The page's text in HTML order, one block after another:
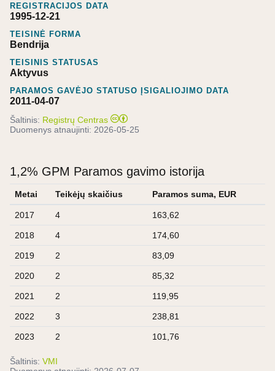
REGISTRACIJOS DATA
1995-12-21
TEISINĖ FORMA
Bendrija
TEISINIS STATUSAS
Aktyvus
PARAMOS GAVĖJO STATUSO ĮSIGALIOJIMO DATA
2011-04-07
Šaltinis: Registrų Centras
Duomenys atnaujinti: 2026-05-25
1,2% GPM Paramos gavimo istorija
Metai Teikėjų skaičius Paramos suma, EUR
2017 4 163,62
2018 4 174,60
2019 2 83,09
2020 2 85,32
2021 2 119,95
2022 3 238,81
2023 2 101,76
Šaltinis: VMI